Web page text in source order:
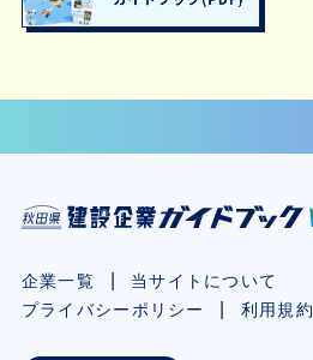
企業一覧
当サイトについて
プライバシーポリシー
利用規約